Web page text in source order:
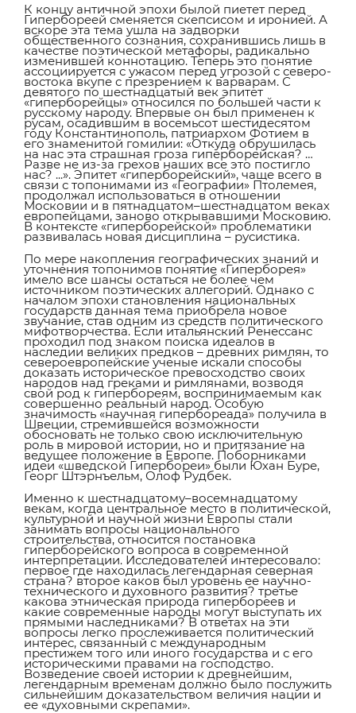
К концу античной эпохи былой пиетет перед
Гипербореей сменяется скепсисом и иронией. А
вскоре эта тема ушла на задворки
общественного сознания, сохранившись лишь в
качестве поэтической метафоры, радикально
изменившей коннотацию. Теперь это понятие
ассоциируется с ужасом перед угрозой с северо-
востока вкупе с презрением к варварам. С
девятого по шестнадцатый век эпитет
«гиперборейцы» относился по большей части к
русскому народу. Впервые он был применен к
русам, осадившим в восемьсот шестидесятом
году Константинополь, патриархом Фотием в
его знаменитой гомилии: «Откуда обрушилась
на нас эта страшная гроза гиперборейская? …
Разве не из-за грехов наших все это постигло
нас? ...». Эпитет «гиперборейский», чаще всего в
связи с топонимами из «Географии» Птолемея,
продолжал использоваться в отношении
Московии и в пятнадцатом–шестнадцатом веках
европейцами, заново открывавшими Московию.
В контексте «гиперборейской» проблематики
развивалась новая дисциплина – русистика.
По мере накопления географических знаний и
уточнения топонимов понятие «Гиперборея»
имело все шансы остаться не более чем
источником поэтических аллегорий. Однако с
началом эпохи становления национальных
государств данная тема приобрела новое
звучание, став одним из средств политического
мифотворчества. Если итальянский Ренессанс
проходил под знаком поиска идеалов в
наследии великих предков – древних римлян, то
североевропейские ученые искали способы
доказать историческое превосходство своих
народов над греками и римлянами, возводя
свой род к гипербореям, воспринимаемым как
совершенно реальный народ. Особую
значимость «научная гипербореада» получила в
Швеции, стремившейся возможности
обосновать не только свою исключительную
роль в мировой истории, но и притязание на
ведущее положение в Европе. Поборниками
идеи «шведской Гипербореи» были Юхан Буре,
Георг Штэрнъельм, Олоф Рудбек.
Именно к шестнадцатому–восемнадцатому
векам, когда центральное место в политической,
культурной и научной жизни Европы стали
занимать вопросы национального
строительства, относится постановка
гиперборейского вопроса в современной
интерпретации. Исследователей интересовало:
первое где находилась легендарная северная
страна? второе каков был уровень ее научно-
технического и духовного развития? третье
какова этническая природа гипербореев и
какие современные народы могут выступать их
прямыми наследниками? В ответах на эти
вопросы легко прослеживается политический
интерес, связанный с международным
престижем того или иного государства и с его
историческими правами на господство.
Возведение своей истории к древнейшим,
легендарным временам должно было послужить
сильнейшим доказательством величия нации и
ее «духовными скрепами».